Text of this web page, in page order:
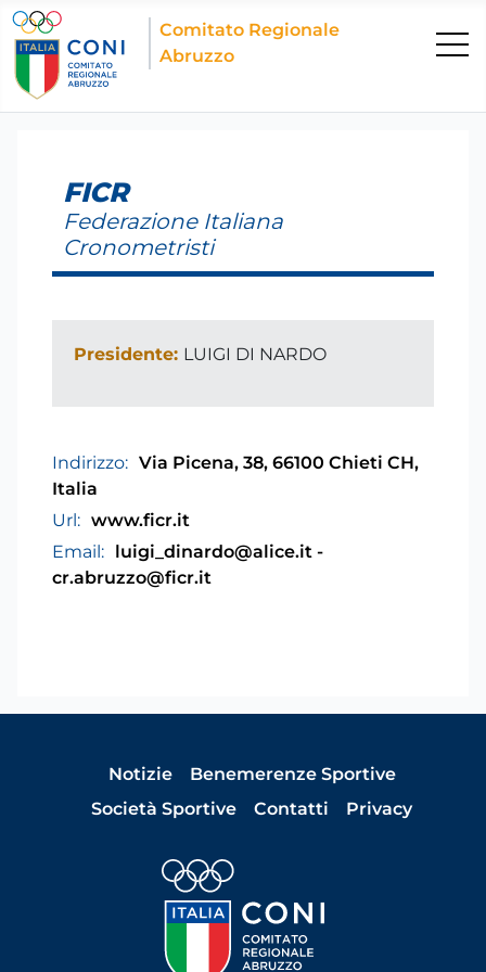
Comitato Regionale
Abruzzo
FICR
Federazione Italiana
Cronometristi
Presidente: LUIGI DI NARDO
Indirizzo: Via Picena, 38, 66100 Chieti CH,
Italia
Url: www.ficr.it
Email: luigi_dinardo@alice.it -
cr.abruzzo@ficr.it
Notizie
Benemerenze Sportive
Società Sportive
Contatti Privacy